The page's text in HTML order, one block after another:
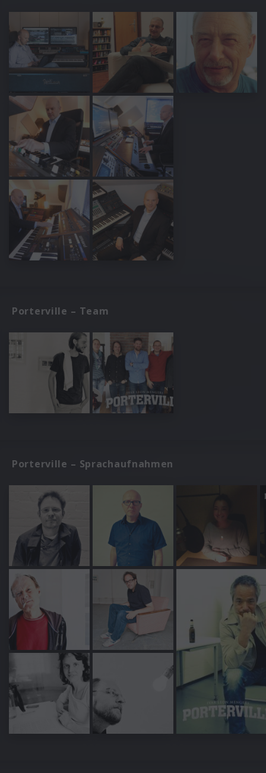
Porterville – Team
Porterville – Sprachaufnahmen